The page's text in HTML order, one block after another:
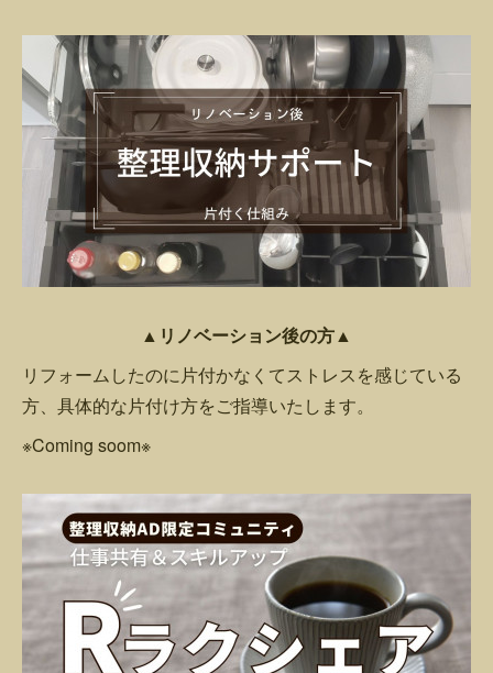
▲リノベーション後の方▲
リフォームしたのに片付かなくてストレスを感じている
方、具体的な片付け方をご指導いたします。
※Coming soom※